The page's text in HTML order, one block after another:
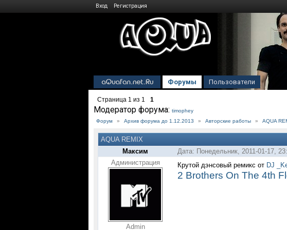
Вход Регистрация
Форумы Пользователи
Страница 1 из 1 1
Модератор форума: timophey
Форум
» Архив форума до 1.12.2013 » Авторские работы » AQUA
AQUA REMIX
Максим
Дата: Понедельник, 2011-01-17,
Администрация
Admin
Крутой дэнсовый ремикс от DJ
2 Brothers On The 4th